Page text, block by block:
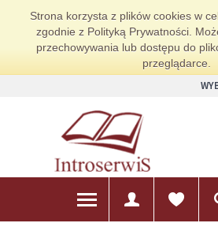
Strona korzysta z plików cookies w
zgodnie z Polityką Prywatności.
przechowywania lub dostępu do
przeglądarce.